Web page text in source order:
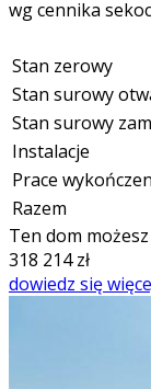
wg cennika
Stan zerowy
Stan surowy
Stan surowy
Instalacje
Prace
Razem
Ten dom
318 214zł
dowiedz się